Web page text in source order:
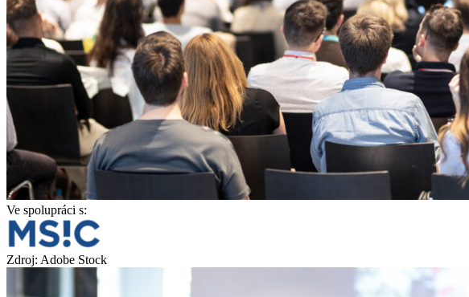
Ve spolupráci s:
Zdroj: Adobe Stock